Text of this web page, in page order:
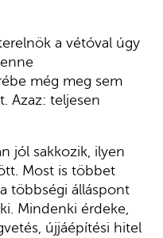
a vétóval úgy
még meg sem
Azaz: teljesen
jól sakkozik, ilyen
Most is többet
többségi álláspont
Mindenki érdeke,
újjáépítési hitel